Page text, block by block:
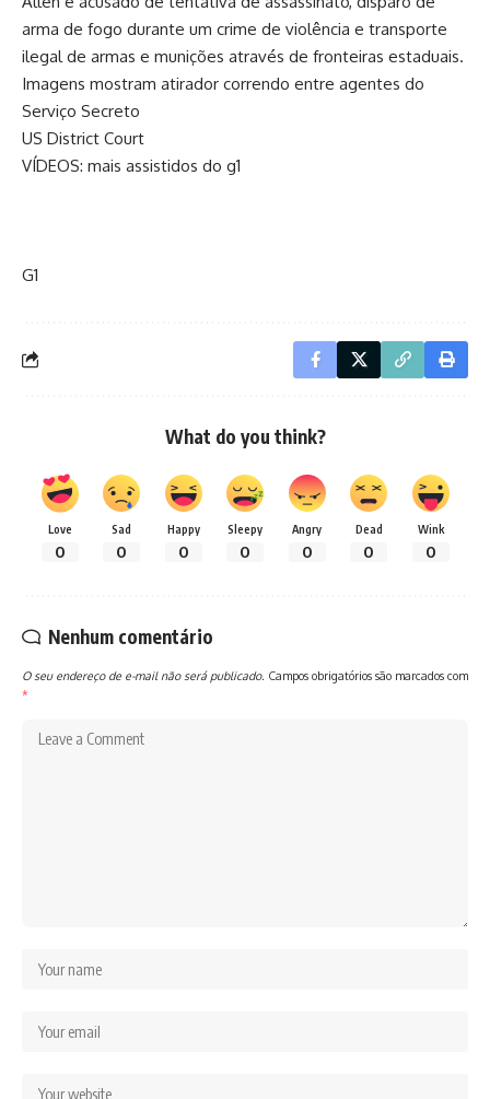
arma de fogo durante um crime de violência e transporte
ilegal de armas e munições através de fronteiras estaduais.
Imagens mostram atirador correndo entre agentes do
Serviço Secreto
US District Court
VÍDEOS: mais assistidos do g1
G1
What do you think?
Love
0
Sad
0
Happy
0
Sleepy
0
Angry
0
Dead
0
Wink
0
Nenhum comentário
O seu endereço de e-mail não será publicado. Campos obrigatórios são marcados com
*